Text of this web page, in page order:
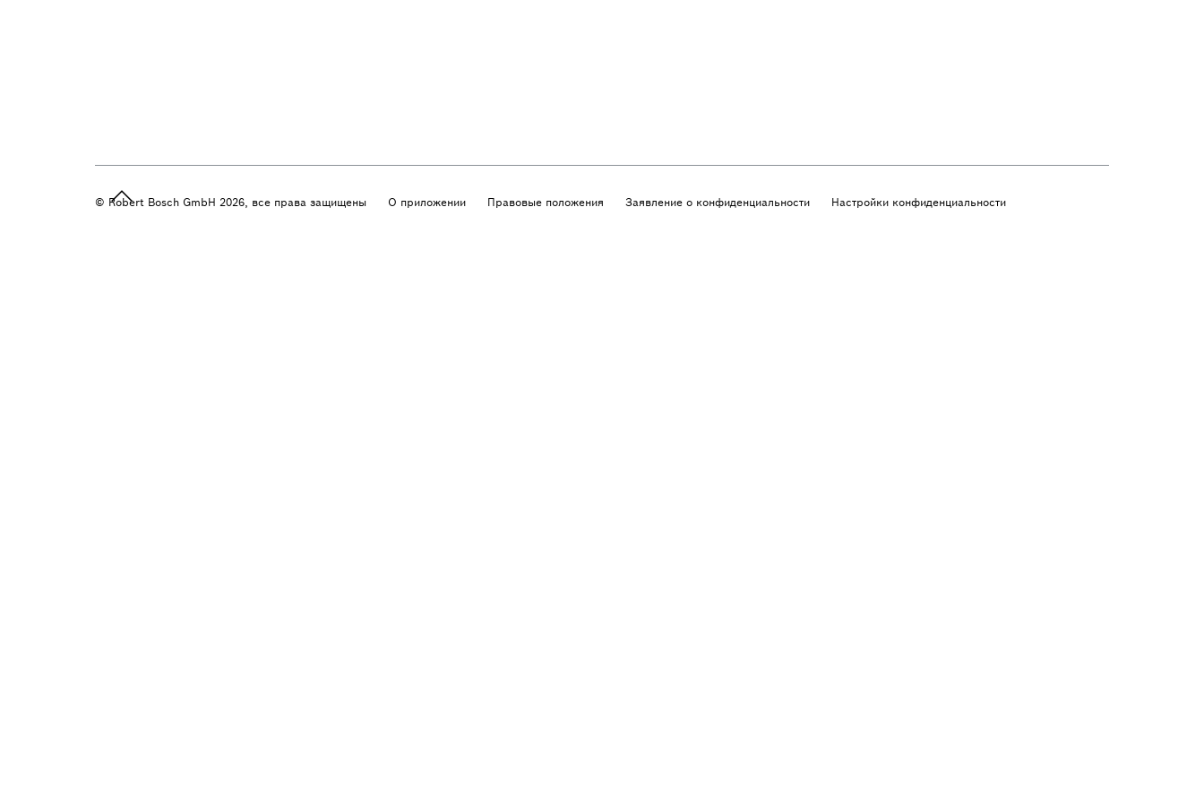
О приложении Правовые положения Заявление о конфиденциальности Настройки конфиденциальности
© Robert Bosch GmbH 2026, все права защищены